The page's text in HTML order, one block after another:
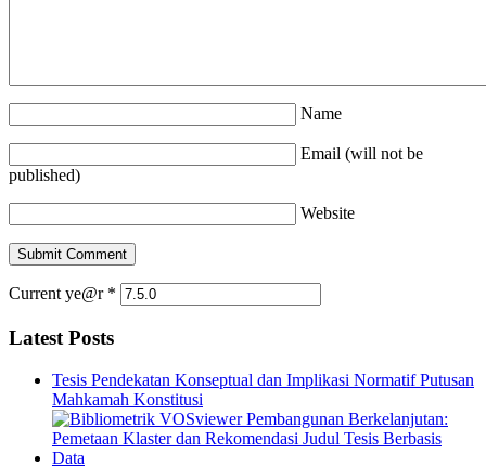
Name
Email (will not be
published)
Website
Current ye@r *
Latest Posts
Tesis Pendekatan Konseptual dan Implikasi Normatif Putusan
Mahkamah Konstitusi